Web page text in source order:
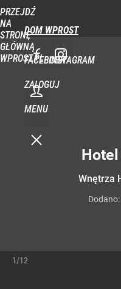
PRZEJDŹ
NA
STRONĘ
GŁÓWNĄ
WPROST.PL
DOM WPROST
FACEBOOKINSTAGRAM
ZALOGUJ
MENU
Hotel
Wnętrza
Dodano: